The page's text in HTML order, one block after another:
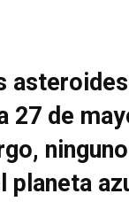
27 de
planeta